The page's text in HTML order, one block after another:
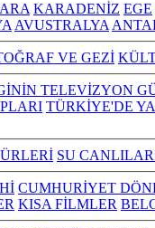
KARADENİZ EGE
AVUSTRALYA
VE GEZİ
TELEVİZYON
TÜRKİYE'DE
SU
CUMHURİYET
KISA FİLMLER